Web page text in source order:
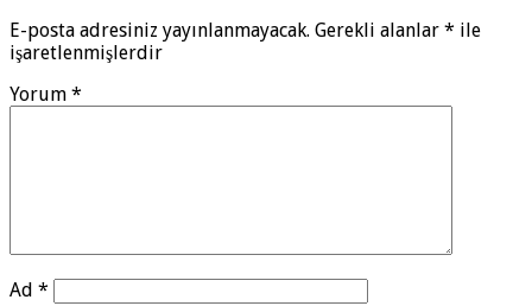
E-posta adresiniz yayınlanmayacak. Gerekli alanlar * ile
işaretlenmişlerdir
Yorum *
Ad *